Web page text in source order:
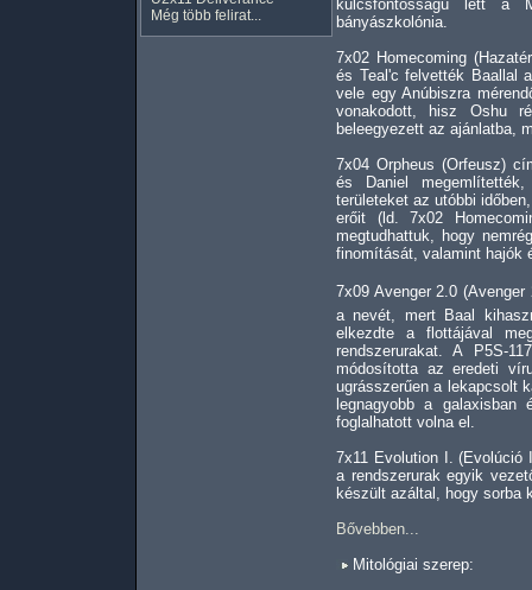
Még több felirat...
kulcsfontosságú lett a
bányászkolónia.
7x02 Homecoming
és Teal'c felvették Baallal
vele egy Anúbiszra
vonakodott, hisz Oshu
beleegyezett az ajánlatba,
7x04 Orpheus (Orfeusz)
és Daniel
területeket az utóbbi
erőit (ld. 7x02
megtudhattuk, hogy
finomítását, valamint hajók
7x09 Avenger 2.0 (Avenger
a nevét, mert Baal
elkezdte a flottájával
rendszerurakat. A P5S-
módosította az eredeti
ugrásszerűen a lekapcsolt
legnagyobb a
foglalhatott volna el.
7x11 Evolution I.
a rendszerurak egyik
készült azáltal, hogy sorba
Bővebben...
Mitológiai szerep: